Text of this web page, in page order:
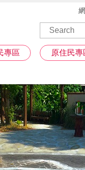
專區 原住民專